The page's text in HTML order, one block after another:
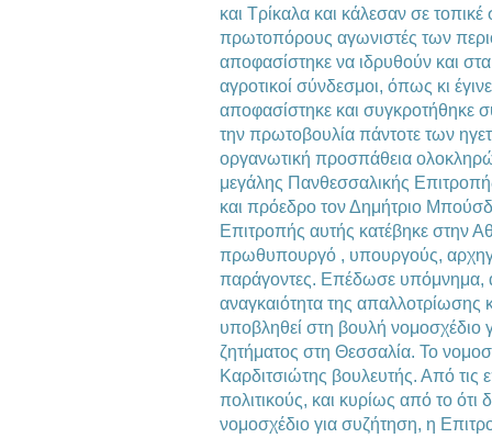
και Τρίκαλα και κάλεσαν σε
πρωτοπόρους αγωνιστές των
αποφασίστηκε να ιδρυθούν και
αγροτικοί σύνδεσμοι, όπως κι
αποφασίστηκε και συγκροτήθηκε
την πρωτοβουλία πάντοτε των
οργανωτική προσπάθεια
μεγάλης Πανθεσσαλικής
και πρόεδρο τον Δημήτριο
Επιτροπής αυτής κατέβηκε στην
πρωθυπουργό , υπουργούς,
παράγοντες. Επέδωσε υπόμνημα,
αναγκαιότητα της απαλλοτρίωσης
υποβληθεί στη βουλή νομοσχέδιο
ζητήματος στη Θεσσαλία. Το
Καρδιτσιώτης βουλευτής. Από τις
πολιτικούς, και κυρίως από το
νομοσχέδιο για συζήτηση, η